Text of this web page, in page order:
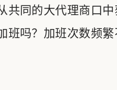
同的大代理商口
班吗？加班次数频